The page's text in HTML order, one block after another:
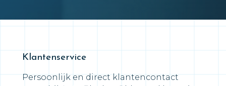
Klantenservice
Persoonlijk en direct klantencontact